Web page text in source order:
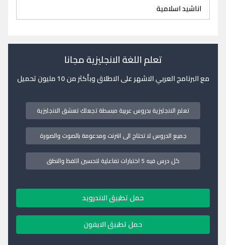
اناشيد اسلامية
تعلم اللغة الانجليزية مجانا
مع البرنامج العربي الاشهر على الاطلاق وبأكثر من 10 مليون تحميل
تعلم الانجليزية بدروس عربية مبسطة تجعلك تعشق الانجليزية
جميع الدروس لا تحتاج الى انترنت ومدعومة بالصوت والصورة
كل درس فيه 5 اختبارات تفاعلية لتحسين اللفظ والنطق
حمل تطبيق الاندرويد
حمل تطبيق الايفون